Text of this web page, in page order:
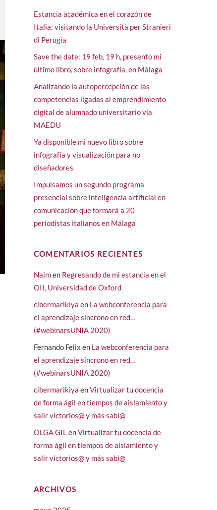
Estancia académica en el corazón de
Italia: visitando la Università per Stranieri
di Perugia
Save the date: 19 feb, 19 h, presento mi
último libro, sobre infografía, en Málaga
Analizando la autopercepción de las
competencias ligadas al emprendimiento
digital de alumnado universitario vía
MAEDU
Ya disponible mi nuevo libro sobre
infografía y visualización para no
diseñadores
Impulsamos un segundo programa
presencial sobre inteligencia artificial en
comunicación que formará a 20
periodistas italianos en Málaga
COMENTARIOS RECIENTES
Naimen Regresando de mi estancia en el
OII, Universidad de Oxford
cibermarikiya en La webconferencia para
el aprendizaje síncrono en red…
(#webinarsUNIA 2020)
Fernando Felix en La webconferencia para
el aprendizaje síncrono en red…
(#webinarsUNIA 2020)
cibermarikiya enVirtualizar tu docencia
de forma ágil en tiempos de aislamiento y
salir victorios@ y más sabi@
OLGA GILenVirtualizar tu docencia de
forma ágil en tiempos de aislamiento y
salir victorios@ y más sabi@
ARCHIVOS